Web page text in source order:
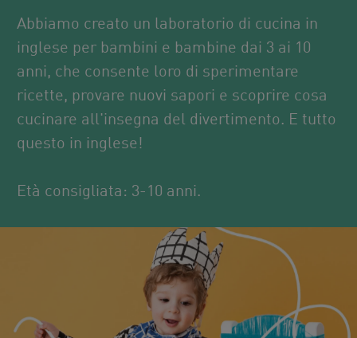
Abbiamo creato un laboratorio di cucina in
inglese per bambini e bambine dai 3 ai 10
anni, che consente loro di sperimentare
ricette, provare nuovi sapori e scoprire cosa
cucinare all'insegna del divertimento. E tutto
questo in inglese!
Età consigliata: 3-10 anni.